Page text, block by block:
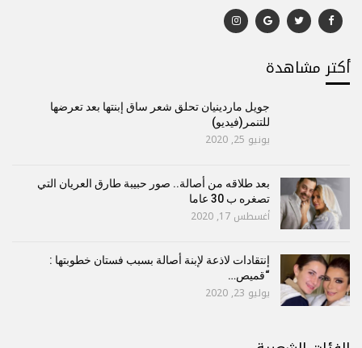
أكتر مشاهدة
جويل ماردينيان تحلق شعر ساق إبنتها بعد تعرضها
للتنمر(فيديو)
يونيو 25, 2020
بعد طلاقه من أصالة.. صور حبيبة طارق العريان التي
تصغره ب 30 عاما
أغسطس 17, 2020
إنتقادات لاذعة لإبنة أصالة بسبب فستان خطوبتها :
“قميص…
يوليو 23, 2020